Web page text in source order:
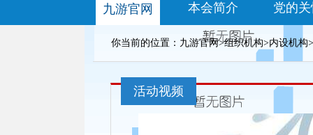
九游官网 本会简介 党的
你当前的位置： 九游官网>组织机构>内设机构>
活动视频